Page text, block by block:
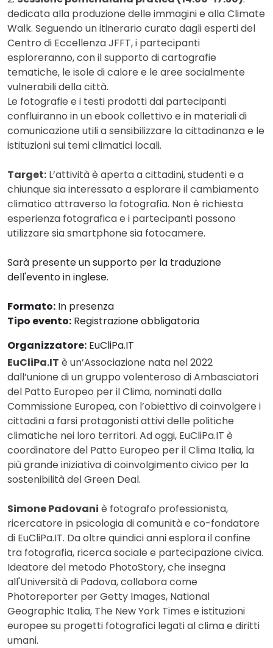
dedicata alla produzione delle immagini e alla Climate
Walk. Seguendo un itinerario curato dagli esperti del
Centro di Eccellenza JFFT, i partecipanti
esploreranno, con il supporto di cartografie
tematiche, le isole di calore e le aree socialmente
vulnerabili della città.
Le fotografie e i testi prodotti dai partecipanti
confluiranno in un ebook collettivo e in materiali di
comunicazione utili a sensibilizzare la cittadinanza e le
istituzioni sui temi climatici locali.
Target: L’attività è aperta a cittadini, studenti e a
chiunque sia interessato a esplorare il cambiamento
climatico attraverso la fotografia. Non è richiesta
esperienza fotografica e i partecipanti possono
utilizzare sia smartphone sia fotocamere.
Sarà presente un supporto per la traduzione
dell'evento in inglese.
Formato: In presenza
Tipo evento: Registrazione obbligatoria
Organizzatore: EuCliPa.IT
EuCliPa.IT è un’Associazione nata nel 2022
dall’unione di un gruppo volenteroso di Ambasciatori
del Patto Europeo per il Clima, nominati dalla
Commissione Europea, con l’obiettivo di coinvolgere i
cittadini a farsi protagonisti attivi delle politiche
climatiche nei loro territori. Ad oggi, EuCliPa.IT è
coordinatore del Patto Europeo per il Clima Italia, la
più grande iniziativa di coinvolgimento civico per la
sostenibilità del Green Deal.
Simone Padovani è fotografo professionista,
ricercatore in psicologia di comunità e co-fondatore
di EuCliPa.IT. Da oltre quindici anni esplora il confine
tra fotografia, ricerca sociale e partecipazione civica.
Ideatore del metodo PhotoStory, che insegna
all'Università di Padova, collabora come
Photoreporter per Getty Images, National
Geographic Italia, The New York Times e istituzioni
europee su progetti fotografici legati al clima e diritti
umani.